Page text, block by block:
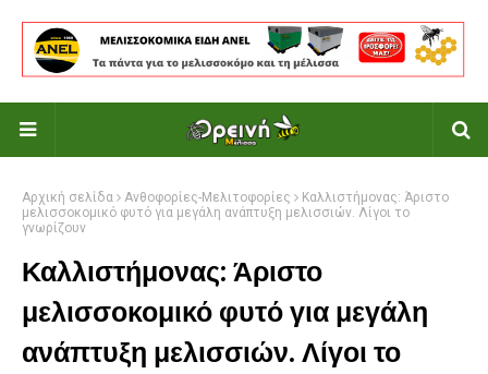
Αρχική σελίδα Ανθοφορίες-Μελιτοφορίες
Καλλιστήμονας: Άριστο
μελισσοκομικό φυτό για μεγάλη ανάπτυξη μελισσιών. Λίγοι το
γνωρίζουν
Καλλιστήμονας: Άριστο
μελισσοκομικό φυτό για μεγάλη
ανάπτυξη μελισσιών. Λίγοι το